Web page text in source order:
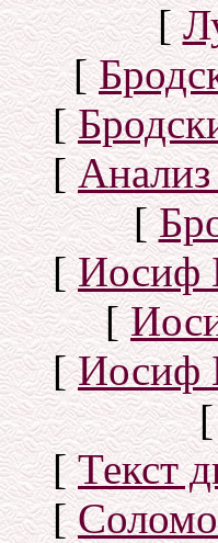
[
[
[
[
[
[Иосиф
[
[Иосиф
[Текст
[